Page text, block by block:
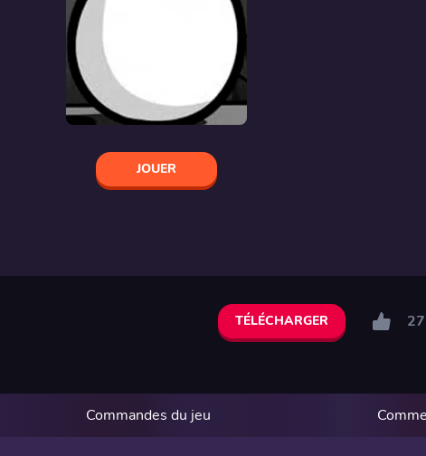
JOUER
TÉLÉCHARGER 27
Commandes du jeu